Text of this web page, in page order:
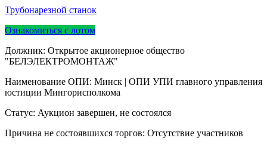
Трубонарезной станок
Ознакомиться с лотом
Должник: Открытое акционерное общество
"БЕЛЭЛЕКТРОМОНТАЖ"
Наименование ОПИ: Минск | ОПИ УПИ главного управления
юстиции Мингорисполкома
Статус: Аукцион завершен, не состоялся
Причина не состоявшихся торгов: Отсутствие участников